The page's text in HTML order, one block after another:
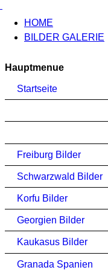
HOME
BILDER GALERIE
Hauptmenue
Startseite
Freiburg Bilder
Schwarzwald Bilder
Korfu Bilder
Georgien Bilder
Kaukasus Bilder
Granada Spanien